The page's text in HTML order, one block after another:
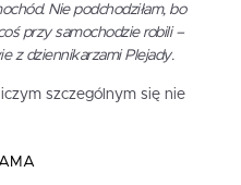
Nie podchodziłam, bo
przy samochodzie robili –
z dziennikarzami Plejady.
szczególnym się nie